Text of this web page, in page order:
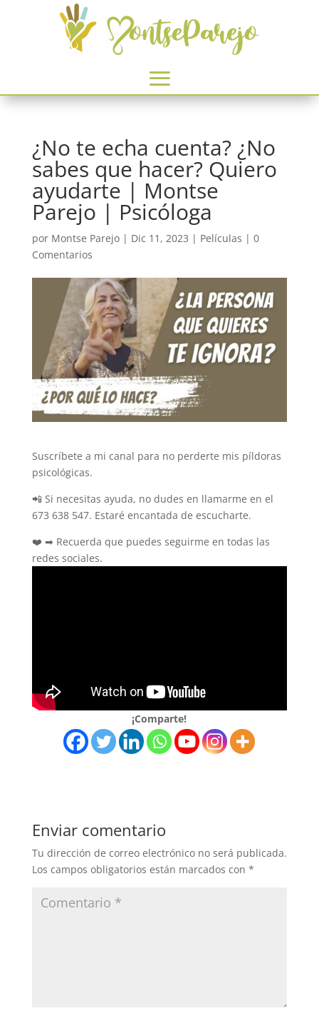
¿No te echa cuenta? ¿No
sabes que hacer? Quiero
ayudarte | Montse
Parejo | Psicóloga
por Montse Parejo| Dic 11, 2023 | Películas | 0
Comentarios
Suscríbete a mi canal para no perderte mis píldoras
psicológicas.
📲 Si necesitas ayuda, no dudes en llamarme en el
673 638 547. Estaré encantada de escucharte.
❤️ ➡ Recuerda que puedes seguirme en todas las
redes sociales.
¡Comparte!
Enviar comentario
Tu dirección de correo electrónico no será publicada.
Los campos obligatorios están marcados con *